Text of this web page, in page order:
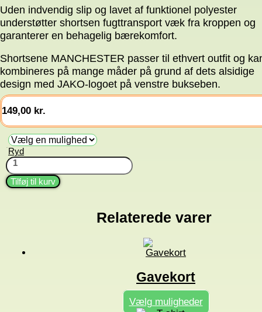
Uden indvendig slip og lavet af funktionel polyester
understøtter shortsen fugttransport væk fra kroppen og
garanterer en behagelig bærekomfort.
Shortsene MANCHESTER passer til ethvert outfit og
kombineres på mange måder på grund af dets alsidige
design med JAKO-logoet på venstre bukseben.
149,00 kr.
Ryd
Shorts
(HKF)
antal
Tilføj til kurv
Relaterede varer
Gavekort
Vælg muligheder